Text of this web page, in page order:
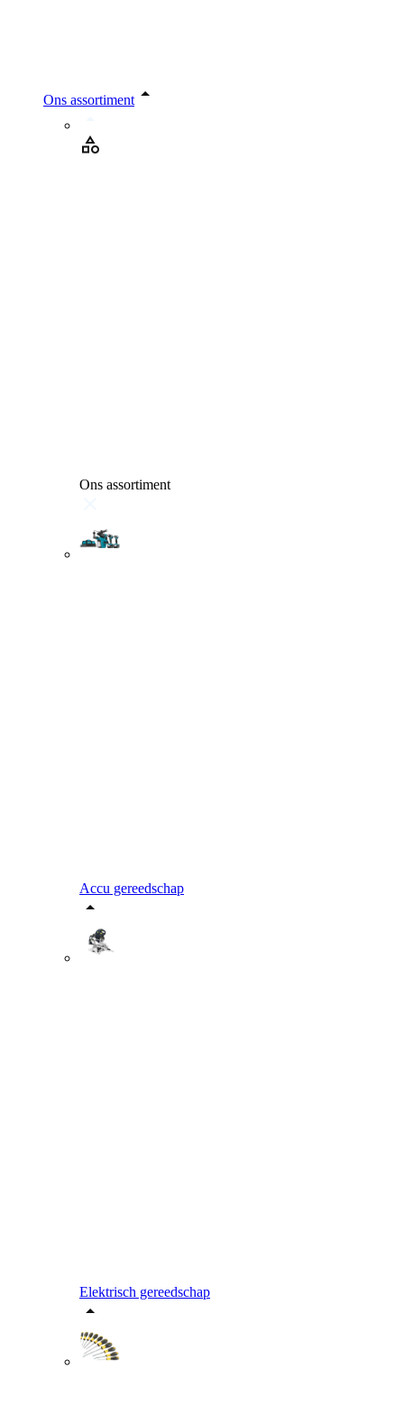
Ons assortiment
Ons assortiment
Accu gereedschap
Elektrisch gereedschap